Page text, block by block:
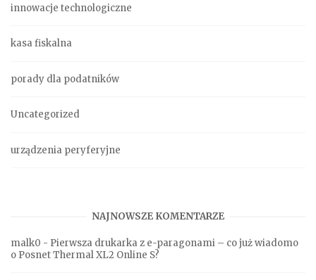
innowacje technologiczne
kasa fiskalna
porady dla podatników
Uncategorized
urządzenia peryferyjne
NAJNOWSZE KOMENTARZE
malk0 - Pierwsza drukarka z e-paragonami – co już wiadomo
o Posnet Thermal XL2 Online S?